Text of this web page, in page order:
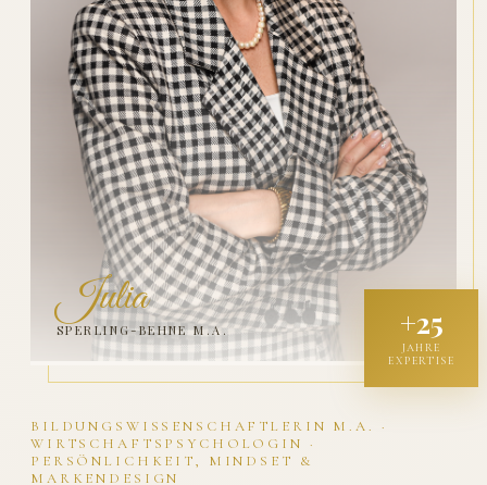
BILDUNGSWISSENSCHAFTLERIN M.A. ·
WIRTSCHAFTSPSYCHOLOGIN ·
PERSÖNLICHKEIT, MINDSET &
MARKENDESIGN
Julia
SPERLING-BEHNE M.A. +25
JAHRE
EXPERTISE